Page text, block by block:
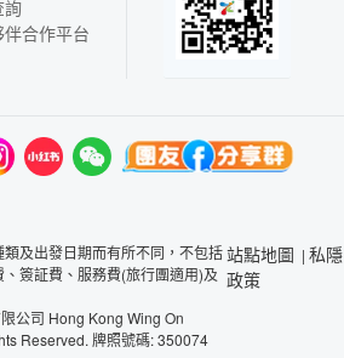
詢
伴合作平台
及出發日期而有所不同，不包括
簽証費、服務費(旅行團適用)及
公司 Hong Kong Wing On
Reserved. 牌照號碼: 350074
站點地圖 | 私隱
政策